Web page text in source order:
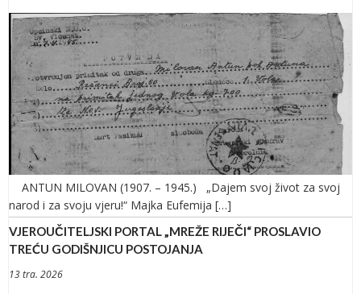
ANTUN MILOVAN (1907. – 1945.) „Dajem svoj život za svoj
narod i za svoju vjeru!“ Majka Eufemija […]
VJEROUČITELJSKI PORTAL „MREŽE RIJEČI“ PROSLAVIO
TREĆU GODIŠNJICU POSTOJANJA
13 tra. 2026